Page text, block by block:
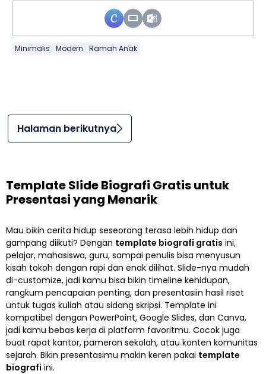
Minimalis Modern Ramah Anak
Halaman berikutnya
Template Slide Biografi Gratis untuk
Presentasi yang Menarik
Mau bikin cerita hidup seseorang terasa lebih hidup dan
gampang diikuti? Dengan template biografi gratis ini,
pelajar, mahasiswa, guru, sampai penulis bisa menyusun
kisah tokoh dengan rapi dan enak dilihat. Slide-nya mudah
di-customize, jadi kamu bisa bikin timeline kehidupan,
rangkum pencapaian penting, dan presentasiin hasil riset
untuk tugas kuliah atau sidang skripsi. Template ini
kompatibel dengan PowerPoint, Google Slides, dan Canva,
jadi kamu bebas kerja di platform favoritmu. Cocok juga
buat rapat kantor, pameran sekolah, atau konten komunitas
sejarah. Bikin presentasimu makin keren pakai template
biografi ini.